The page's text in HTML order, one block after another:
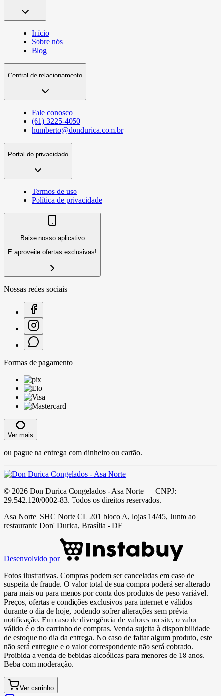
Início
Sobre nós
Blog
Central de relacionamento
Fale conosco
(61) 3225-4050
humberto@dondurica.com.br
Portal de privacidade
Termos de uso
Política de privacidade
Baixe nosso aplicativo
E aproveite ofertas exclusivas!
Nossas redes sociais
Formas de pagamento
Ver mais
ou pague na entrega com dinheiro ou cartão.
© 2026 Don Durica Congelados - Asa Norte — CNPJ:
29.542.120/0002-83. Todos os direitos reservados.
Asa Norte, SHC Norte CL 201 bloco A, lojas 14/45, Junto ao
restaurante Don' Durica, Brasília - DF
Desenvolvido por
Fotos ilustrativas. Compras podem ser canceladas em caso de
suspeita de fraude. O valor total de sua compra poderá ser alterado
para mais ou para menos por conta dos produtos de peso variável.
Preços, ofertas e condições exclusivos para internet e válidos
durante o dia de hoje, podendo sofrer alterações sem prévia
notificação. Em caso de divergência de valores no site, o valor
válido é o do carrinho de compras. Venda sujeita à disponibilidade
de estoque no dia da entrega. No caso de faltar algum produto, este
não será entregue e o valor correspondente não será cobrado.
Proibida a venda de bebidas alcoólicas para menores de 18 anos.
Beba com moderação.
Ver carrinho